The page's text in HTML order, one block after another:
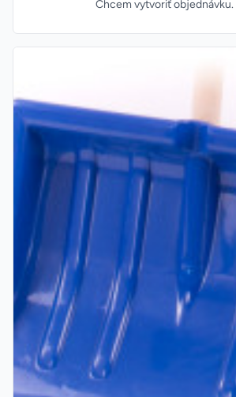
Chcem vytvoriť objednávku.